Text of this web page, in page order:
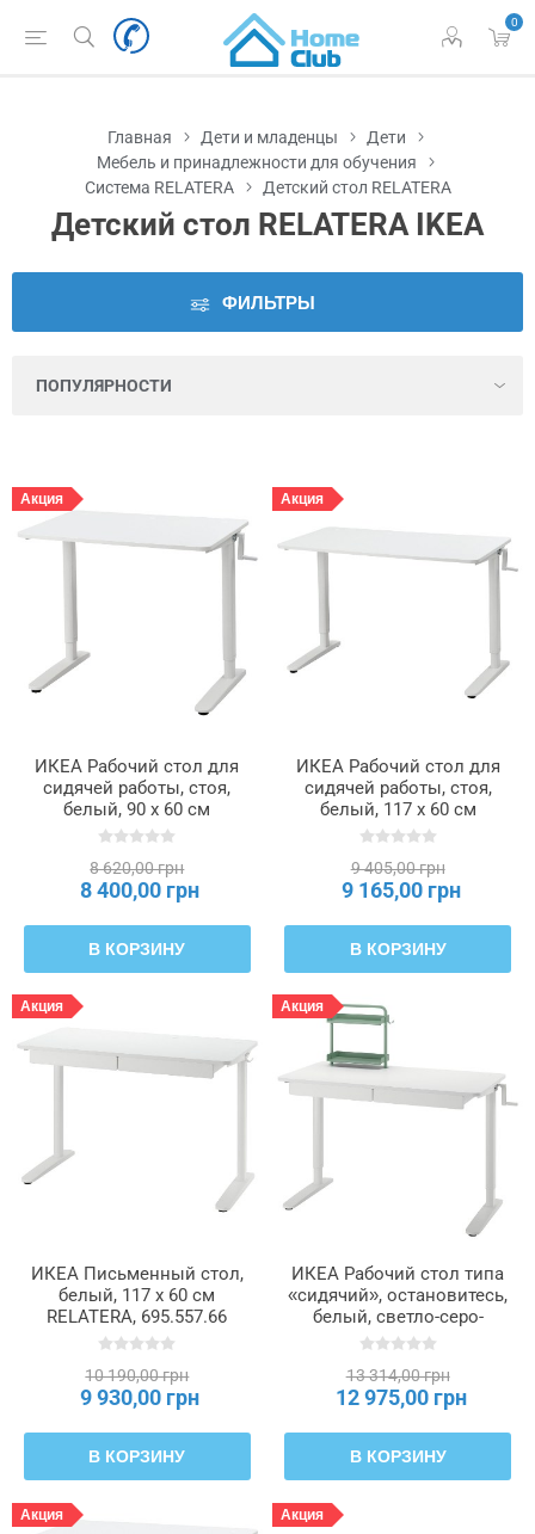
0
Наличие
во
Цена
Серия
столешницы
Максимальная
Максимальная
нагрузка/
крючок
высота
Ширина
Главная Дети и младенцы
Дети
Мебель и принадлежности для обучения
Система RELATERA
Детский стол RELATERA
Детский стол RELATERA IKEA
ФИЛЬТРЫ
Акция
ИКЕА Рабочий стол для
сидячей работы, стоя,
белый, 90 x 60 см
RELATERA, 495.528.63
8 620,00 грн
8 400,00 грн
В КОРЗИНУ
Акция
ИКЕА Рабочий стол для
сидячей работы, стоя,
белый, 117 х 60 см
RELATERA, 995.528.65
9 405,00 грн
9 165,00 грн
В КОРЗИНУ
Акция
ИКЕА Письменный стол,
белый, 117 х 60 см
RELATERA, 695.557.66
10 190,00 грн
9 930,00 грн
В КОРЗИНУ
Акция
ИКЕА Рабочий стол типа
«сидячий», остановитесь,
белый, светло-серо-
зеленый, 117 х 60 см
13 314,00 грн
12 975,00 грн
В КОРЗИНУ
Акция Акция